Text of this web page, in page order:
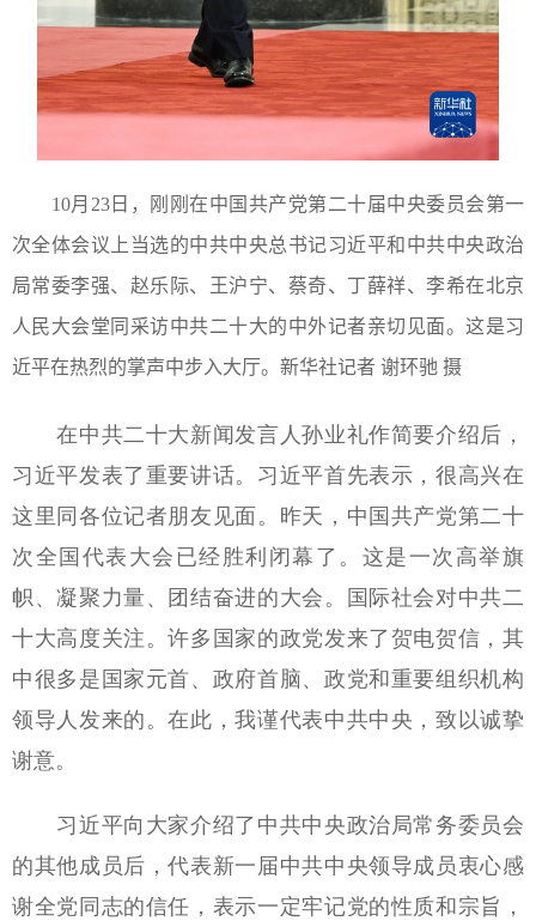
10月23日，刚刚在中国共产党第二十届中央委员会第一
次全体会议上当选的中共中央总书记习近平和中共中央政治
局常委李强、赵乐际、王沪宁、蔡奇、丁薛祥、李希在北京
人民大会堂同采访中共二十大的中外记者亲切见面。这是习
近平在热烈的掌声中步入大厅。新华社记者 谢环驰 摄
在中共二十大新闻发言人孙业礼作简要介绍后，
习近平发表了重要讲话。习近平首先表示，很高兴在
这里同各位记者朋友见面。昨天，中国共产党第二十
次全国代表大会已经胜利闭幕了。这是一次高举旗
帜、凝聚力量、团结奋进的大会。国际社会对中共二
十大高度关注。许多国家的政党发来了贺电贺信，其
中很多是国家元首、政府首脑、政党和重要组织机构
领导人发来的。在此，我谨代表中共中央，致以诚挚
谢意。
习近平向大家介绍了中共中央政治局常务委员会
的其他成员后，代表新一届中共中央领导成员衷心感
谢全党同志的信任，表示一定牢记党的性质和宗旨，